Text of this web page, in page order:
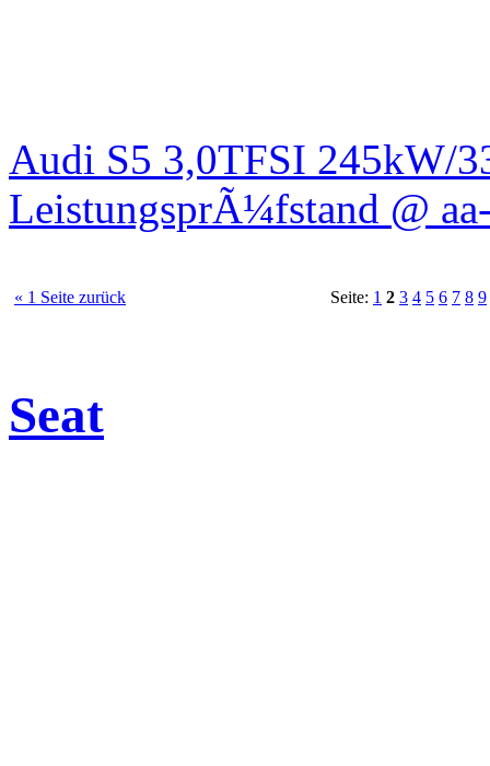
Audi S5 3,0TFSI 245kW/
LeistungsprÃ¼fstand @
« 1 Seite zurück Seite: 1 2 3 4 5 6 7 8 9
Seat